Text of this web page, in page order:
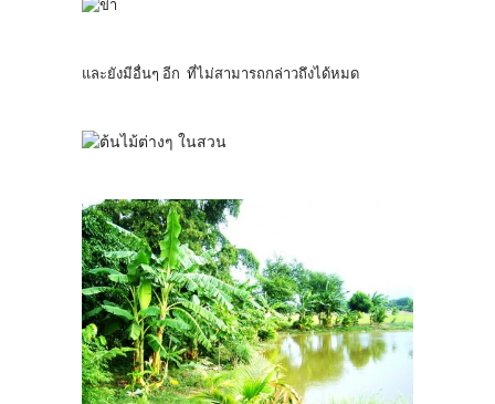
และยังมีอื่นๆ อีก ที่ไม่สามารถกล่าวถึงได้หมด